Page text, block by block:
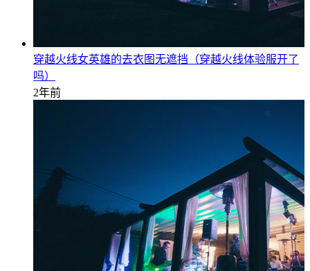
穿越火线女英雄的去衣图无遮挡（穿越火线体验服开了
吗）
2年前